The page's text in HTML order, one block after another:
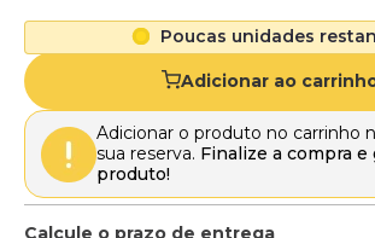
Poucas unidades
Adicionar ao
Adicionar o produto no carrinho
sua reserva. Finalize a compra e
produto!